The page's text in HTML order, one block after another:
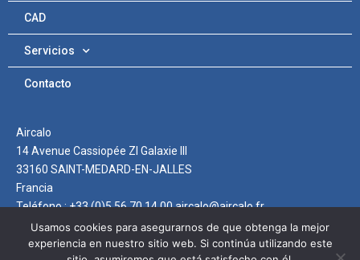
Aircalo
14 Avenue Cassiopée ZI Galaxie III
33160 SAINT-MEDARD-EN-JALLES
Francia
Teléfono : +33 (0)5 56 70 14 00 aircalo@aircalo.fr
CAD
Servicios
Contacto
Usamos cookies para asegurarnos de que obtenga la mejor
experiencia en nuestro sitio web. Si continúa utilizando este